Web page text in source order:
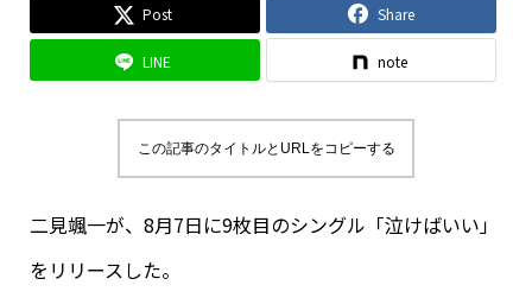
Post Share
LINE note
この記事のタイトルとURLをコピーする
二見颯一が、8月7日に9枚目のシングル「泣けばいい」
をリリースした。